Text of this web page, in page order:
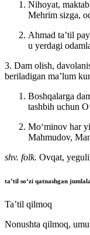
Nihoyat,
Mehrim sizga,
Ahmad taʼtil
u yerdagi
3. Dam olish,
beriladigan maʼlum
Boshqalarga
tashbih uchun
Moʻminov har
Mahmudov,
shv. folk. Ovqat,
taʼtil soʻzi qatnashgan
Taʼtil qilmoq
Nonushta qilmoq,